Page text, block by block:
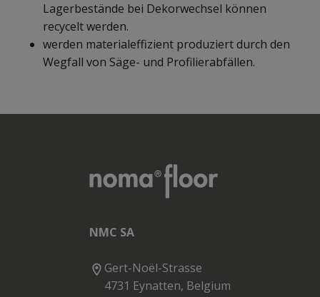
Lagerbestände bei Dekorwechsel können
recycelt werden.
werden materialeffizient produziert durch den
Wegfall von Säge- und Profilierabfällen.
NMC SA
Gert-Noël-Strasse
4731 Eynatten, Belgium